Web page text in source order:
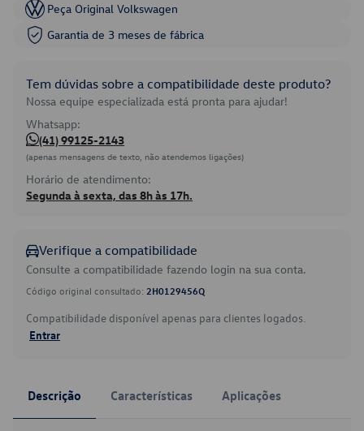
Peça Original Volkswagen
Garantia de 3 meses de fábrica
Tem dúvidas sobre a compatibilidade deste produto?
Nossa equipe especializada está pronta para ajudar!
Whatsapp:
(41) 99125-2143
(apenas mensagens de texto, não atendemos ligações)
Horário de atendimento:
Segunda à sexta, das 8h às 17h.
Verifique a compatibilidade
Consulte a compatibilidade fazendo login na sua conta.
Código original consultado: 2H0129456Q
Compatibilidade disponível apenas para clientes logados.
Entrar
Descrição Características Aplicações